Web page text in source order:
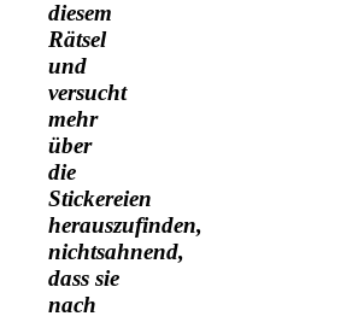
diesem
Rätsel
und
versucht
mehr
über
die
Stickereien
herauszufinden,
nichtsahnend,
dass sie
nach